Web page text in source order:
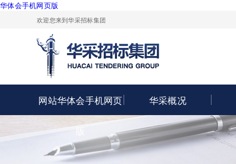
华体会手机网页版
欢迎您来到华采招标集团
网站华体会手机网页 华采概况